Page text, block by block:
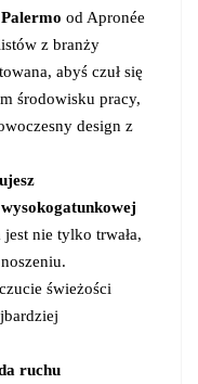
od Apronée
z branży
abyś czuł się
środowisku pracy,
design z
wysokogatunkowej
jest nie tylko trwała,
świeżości
ruchu